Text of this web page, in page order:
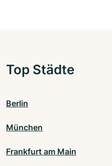
Top Städte
Berlin
München
Frankfurt am Main